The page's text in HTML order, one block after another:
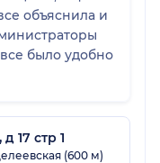
объяснила и
было удобно
17 стр 1
(600 м)